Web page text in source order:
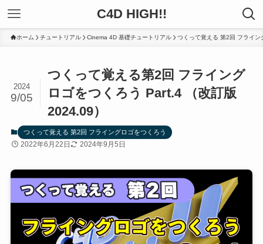
C4D HIGH!!
ホーム チュートリアル Cinema 4D 基礎チュートリアル つくって覚える 第2回 フライン
つくって覚える第2回 フライング
ロゴをつくろう Part.4 （改訂版
2024.09）
2024
9/05
つくって覚える 第2回 フライングロゴをつくろう
2022年6月22日 2024年9月5日